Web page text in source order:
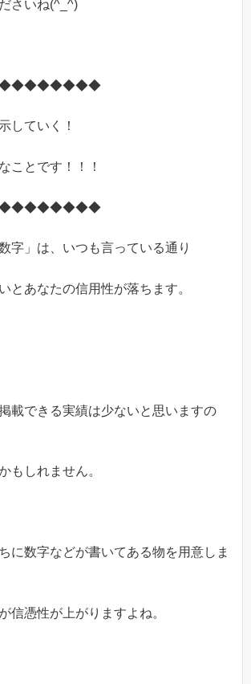
さいね(^_^)
していく！
ことです！！！
字」は、いつも言っている通り
とあなたの信用性が落ちます。
載できる実績は少ないと思いますの
もしれません。
に数字などが書いてある物を用意しま
信憑性が上がりますよね。